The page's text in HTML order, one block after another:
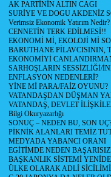
AK PARTİNİN ALTIN CAGI
SURİYE VE DOGU AKDENİZ
Verimsiz Ekonomik Yatırım Nedir?
CENNETİN TERK EDİLMESİ!!
EKONOMİ Mİ, EKOLOJİ Mİ
BARUTHANE PİLAVCISININ,
EKONOMİYİ
SARHOŞLARIN SESSİZLİĞİ/
ENFLASYON NEDENLERİ?
YİNE Mİ PARA/FAİZ OYUNU?
VATANDAŞDAN DÜŞMAN
VATANDAŞ, DEVLET
Bilgi Okuryazarlığı
SONUÇ – NEDEN BU, SON
PİKNİK ALANLARI TEMİZ
MEDYADA YABANCI ORANI
EGİTİMDE NEDEN
BAŞKANLIK SİSTEMİ
ÜLKE OLARAK ADLİ